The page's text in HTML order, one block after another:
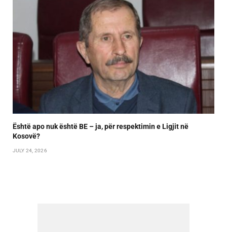
Është apo nuk është BE – ja, për respektimin e Ligjit në
Kosovë?
JULY 24, 2026